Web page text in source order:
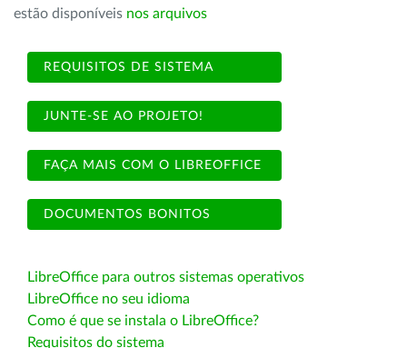
estão disponíveis nos arquivos
REQUISITOS DE SISTEMA
JUNTE-SE AO PROJETO!
FAÇA MAIS COM O LIBREOFFICE
DOCUMENTOS BONITOS
LibreOffice para outros sistemas operativos
LibreOffice no seu idioma
Como é que se instala o LibreOffice?
Requisitos do sistema